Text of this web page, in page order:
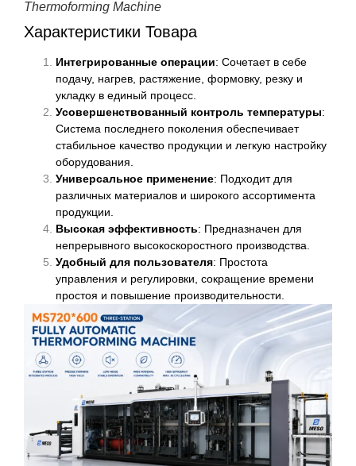
Thermoforming Machine
Характеристики Товара
Интегрированные операции: Сочетает в себе
подачу, нагрев, растяжение, формовку, резку и
укладку в единый процесс.
Усовершенствованный контроль температуры:
Система последнего поколения обеспечивает
стабильное качество продукции и легкую настройку
оборудования.
Универсальное применение: Подходит для
различных материалов и широкого ассортимента
продукции.
Высокая эффективность: Предназначен для
непрерывного высокоскоростного производства.
Удобный для пользователя: Простота
управления и регулировки, сокращение времени
простоя и повышение производительности.